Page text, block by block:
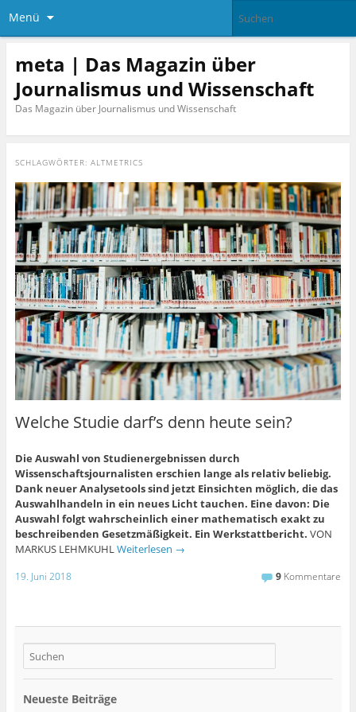
Menü
meta | Das Magazin über
Journalismus und Wissenschaft
Das Magazin über Journalismus und Wissenschaft
SCHLAGWÖRTER: ALTMETRICS
Welche Studie darf’s denn heute sein?
Die Auswahl von Studienergebnissen durch
Wissenschaftsjournalisten erschien lange als relativ beliebig.
Dank neuer Analysetools sind jetzt Einsichten möglich, die das
Auswahlhandeln in ein neues Licht tauchen. Eine davon: Die
Auswahl folgt wahrscheinlich einer mathematisch exakt zu
beschreibenden Gesetzmäßigkeit. Ein Werkstattbericht. VON
MARKUS LEHMKUHLWeiterlesen →
19. Juni 2018 9 Kommentare
Neueste Beiträge